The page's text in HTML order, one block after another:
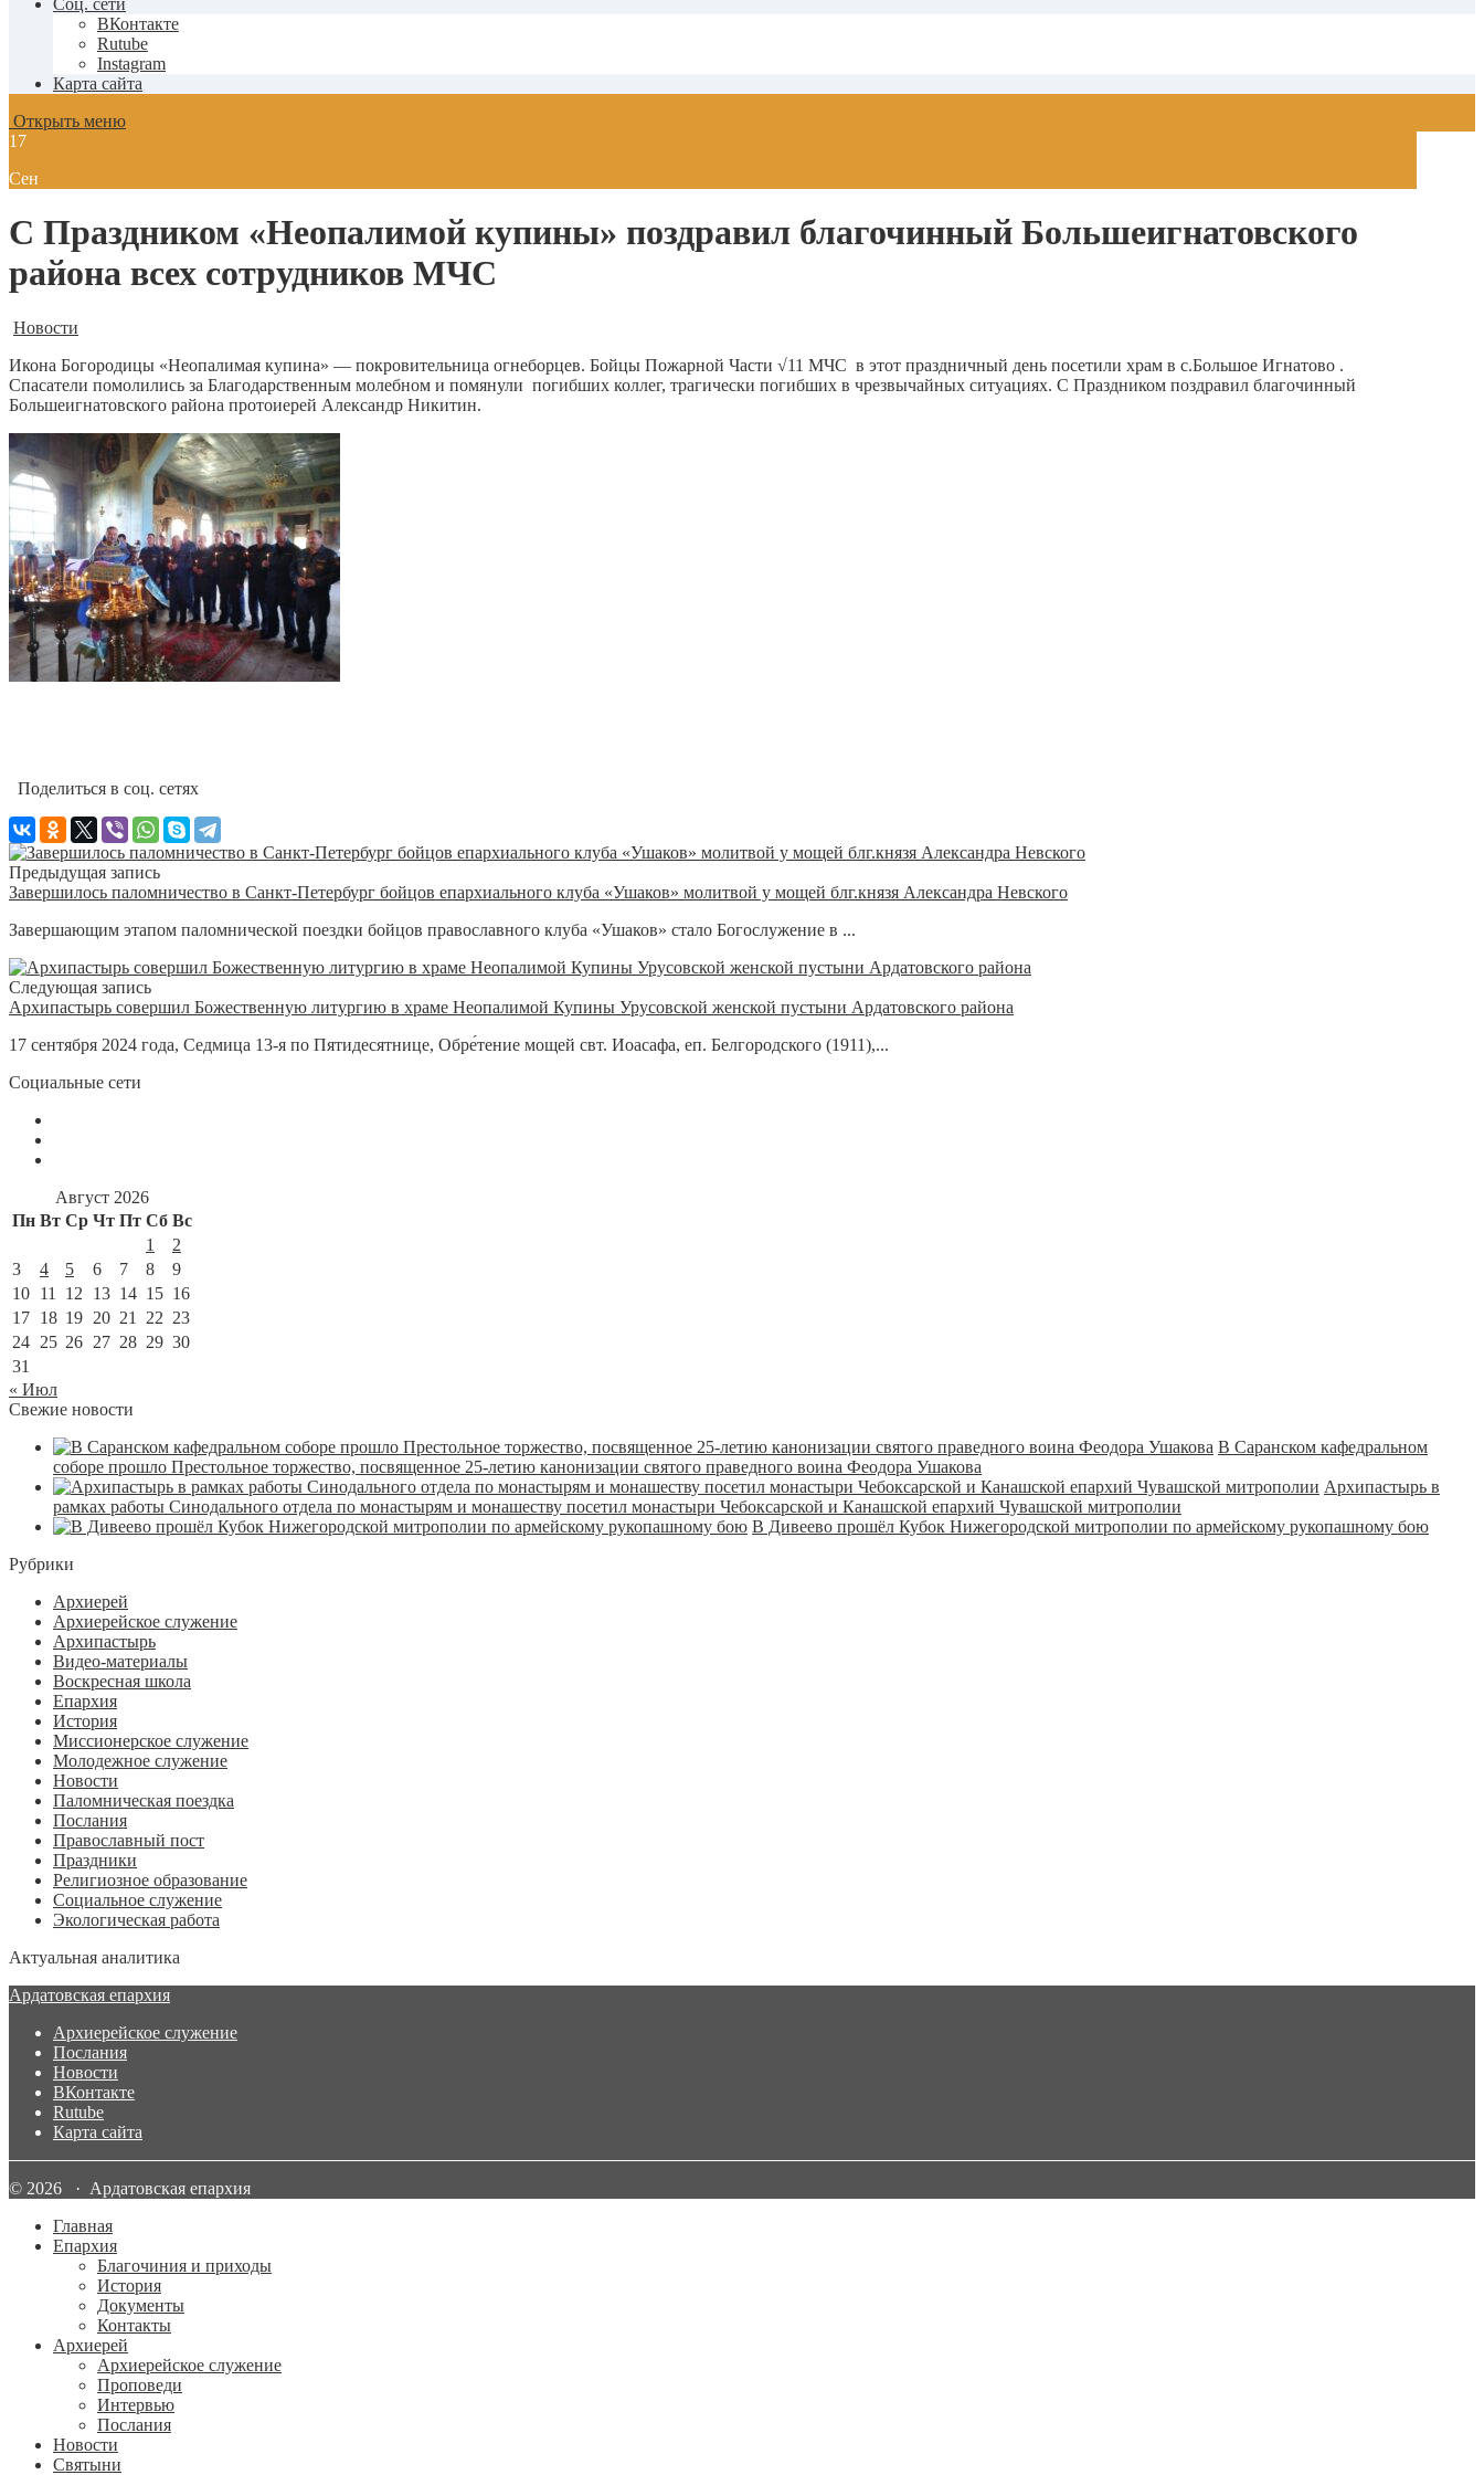
Соц. сети
ВКонтакте
Rutube
Instagram
Карта сайта
Открыть меню
17
Сен
С Праздником «Неопалимой купины» поздравил благочинный Большеигнатовского
района всех сотрудников МЧС
Новости
Икона Богородицы «Неопалимая купина» — покровительница огнеборцев. Бойцы Пожарной Части √11 МЧС в этот праздничный день посетили храм в с.Большое Игнатово .
Спасатели помолились за Благодарственным молебном и помянули погибших коллег, трагически погибших в чрезвычайных ситуациях. С Праздником поздравил благочинный
Большеигнатовского района протоиерей Александр Никитин.
Поделиться в соц. сетях
Предыдущая запись
Завершилось паломничество в Санкт-Петербург бойцов епархиального клуба «Ушаков» молитвой у мощей блг.князя Александра Невского
Завершающим этапом паломнической поездки бойцов православного клуба «Ушаков» стало Богослужение в ...
Следующая запись
Архипастырь совершил Божественную литургию в храме Неопалимой Купины Урусовской женской пустыни Ардатовского района
17 сентября 2024 года, Седмица 13-я по Пятидесятнице, Обре́тение мощей свт. Иоасафа, еп. Белгородского (1911),...
Социальные сети
Август 2026
Пн Вт Ср Чт Пт Сб Вс
1
2
3
4 5 6 7 8
9
10 11 12 13 14 15 16
17 18 19 20 21 22 23
24 25 26 27 28 29 30
31
« Июл
Свежие новости
В Саранском кафедральном
соборе прошло Престольное торжество, посвященное 25-летию канонизации святого праведного воина Феодора Ушакова
Архипастырь в
рамках работы Синодального отдела по монастырям и монашеству посетил монастыри Чебоксарской и Канашской епархий Чувашской митрополии
В Дивеево прошёл Кубок Нижегородской митрополии по армейскому рукопашному бою
Рубрики
Архиерей
Архиерейское служение
Архипастырь
Видео-материалы
Воскресная школа
Епархия
История
Миссионерское служение
Молодежное служение
Новости
Паломническая поездка
Послания
Православный пост
Праздники
Религиозное образование
Социальное служение
Экологическая работа
Актуальная аналитика
Ардатовская епархия
Архиерейское служение
Послания
Новости
ВКонтакте
Rutube
Карта сайта
© 2026 · Ардатовская епархия
Главная
Епархия
Благочиния и приходы
История
Документы
Контакты
Архиерей
Архиерейское служение
Проповеди
Интервью
Послания
Новости
Святыни